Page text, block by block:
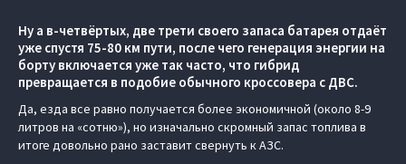
Ну а в-четвёртых, две трети своего запаса батарея отдаёт
уже спустя 75-80 км пути, после чего генерация энергии на
борту включается уже так часто, что гибрид
превращается в подобие обычного кроссовера с ДВС.
Да, езда все равно получается более экономичной (около 8-9
литров на «сотню»), но изначально скромный запас топлива в
итоге довольно рано заставит свернуть к АЗС.